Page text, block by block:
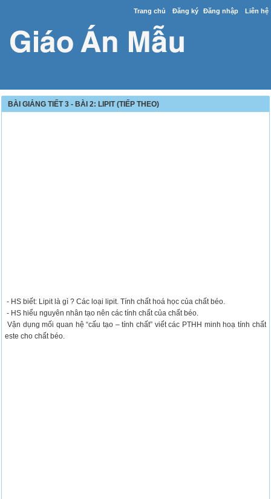
Trang chủ Đăng ký Đăng nhập Liên hệ
BÀI GIẢNG TIẾT 3 - BÀI 2: LIPIT (TIẾP THEO)
- HS biết: Lipit là gì ? Các loại lipit. Tính chất hoá học của chất béo.
- HS hiểu nguyên nhân tạo nên các tính chất của chất béo.
Vận dụng mối quan hệ “cấu tạo – tính chất” viết các PTHH minh hoạ tính chất
este cho chất béo.